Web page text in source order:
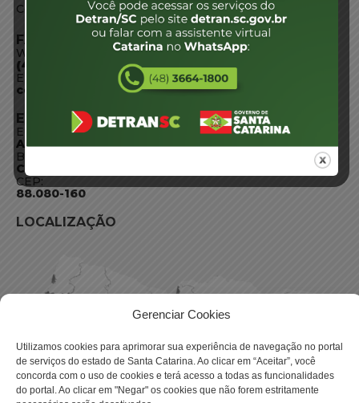
Gerenciar Cookies
Utilizamos cookies para aprimorar sua experiência de navegação no portal
de serviços do estado de Santa Catarina. Ao clicar em “Aceitar”, você
concorda com o uso de cookies e terá acesso a todas as funcionalidades
do portal. Ao clicar em "Negar" os cookies que não forem estritamente
Conheça SC
FALE CONOSCO
WhatsApp:
(48) 3664-1800
E-mail:
centraldeinformacoes@detran.sc.gov.br
ENDEREÇO
Endereço:
Av. Almirante Tamandaré - 480
Bairro:
Coqueiros, Florianópolis SC
CEP:
88.080-160
LOCALIZAÇÃO